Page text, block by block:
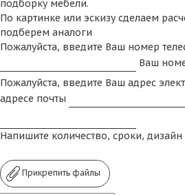
подборку мебели.
По картинке или эскизу сделаем
подберем аналоги
Пожалуйста, введите Ваш номер
Ваш
Пожалуйста, введите Ваш адрес
адресе почты
Напишите количество, сроки, дизайн
Прикрепить файлы